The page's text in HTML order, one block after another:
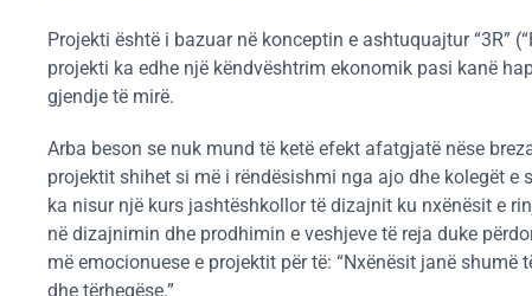
Projekti është i bazuar në konceptin e ashtuquajtur “3R”
projekti ka edhe një këndvështrim ekonomik pasi kanë
gjendje të mirë.
Arba beson se nuk mund të ketë efekt afatgjatë nëse
projektit shihet si më i rëndësishmi nga ajo dhe kolegët e
ka nisur një kurs jashtëshkollor të dizajnit ku nxënësit e
në dizajnimin dhe prodhimin e veshjeve të reja duke
më emocionuese e projektit për të: “Nxënësit janë
dhe tërheqëse.”